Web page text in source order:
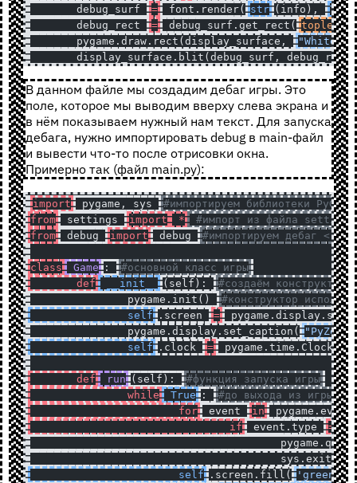
	debug_surf
= font.render( str (info),
True
	debug_rect
= debug_surf.get_rect( topleft
	pygame.draw.rect(display_surface,
"White" ,
display_surface.blit(debug_surf,
В данном файле мы создадим дебаг игры. Это
поле, которое мы выводим вверху слева экрана и
в нём показываем нужный нам текст. Для запуска
дебага, нужно импортировать debug в main-файл
и вывести что-то после отрисовки окна.
Примерно так (файл main.py):
import pygame, sys
#импортируем библиотеки
from
settings import *
#импорт из файла settings
from
debug import debug #импортируем дебаг
class Game :
#основной класс игры
	def
__init__ (self):
#создаём конструктор
		pygame.init()
#конструктор
		self
.screen =
		pygame.display.set_caption(
		self
.clock = pygame.time.Clock()
	def
run (self):
#функция запуска игры
		while
True :
#до выхода из игры
			for
event in
				if
event.type ==
					sys.exit()
			self
.screen.fill( 'green'